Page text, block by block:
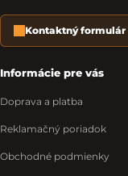
Kontaktný formulár
Informácie pre vás
Doprava a platba
Reklamačný poriadok
Obchodné podmienky